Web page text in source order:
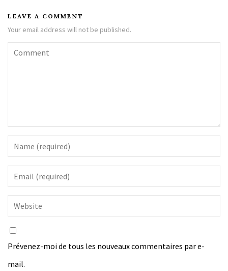
LEAVE A COMMENT
Your email address will not be published.
Prévenez-moi de tous les nouveaux commentaires par e-
mail.